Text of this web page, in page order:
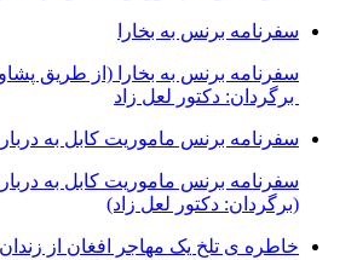
سفرنامه برنس به بخارا
سفرنامه برنس به بخارا (از طریق
برگردان: دکتور لعل زاد
سفرنامه برنس ماموریت کابل به
سفرنامه برنس ماموریت کابل به
(برگردان: دکتور لعل زاد)
خاطره ی تلخ یک مھاجر افغان از